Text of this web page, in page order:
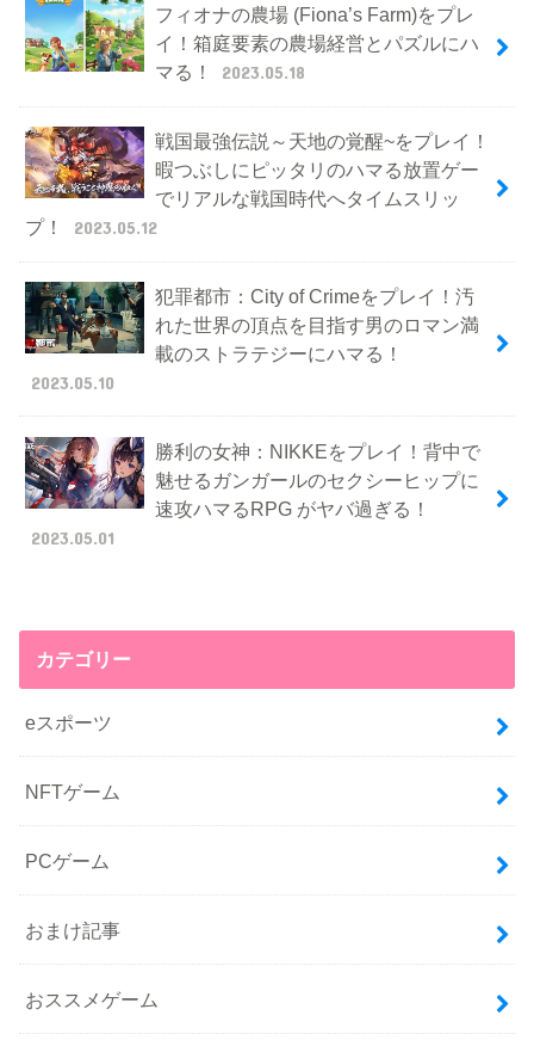
フィオナの農場 (Fiona’s Farm)をプレ
イ！箱庭要素の農場経営とパズルにハ
マる！
2023.05.18
戦国最強伝説～天地の覚醒~をプレイ！
暇つぶしにピッタリのハマる放置ゲー
でリアルな戦国時代へタイムスリッ
プ！
2023.05.12
犯罪都市：City of Crimeをプレイ！汚
れた世界の頂点を目指す男のロマン満
載のストラテジーにハマる！
2023.05.10
勝利の女神：NIKKEをプレイ！背中で
魅せるガンガールのセクシーヒップに
速攻ハマるRPG がヤバ過ぎる！
2023.05.01
カテゴリー
eスポーツ
NFTゲーム
PCゲーム
おまけ記事
おススメゲーム